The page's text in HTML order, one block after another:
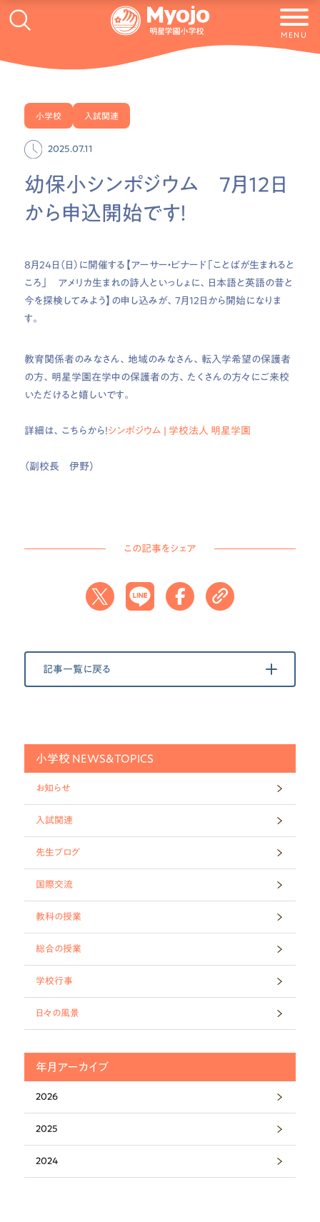
MENU
小学校 入試関連
2025.07.11
幼保小シンポジウム 7月12日
から申込開始です！
8月24日（日）に開催する【アーサー・ビナード 「ことばが生まれると
ころ」 アメリカ生まれの詩人といっしょに、日本語と英語の昔と
今を探検してみよう】の申し込みが、7月12日から開始になりま
す。
教育関係者のみなさん、地域のみなさん、 転入学希望の保護者
の方、明星学園在学中の保護者の方、たくさんの方々にご来校
いただけると嬉しいです。
詳細は、こちらから！シンポジウム | 学校法人 明星学園
（副校長 伊野）
この記事をシェア
記事一覧に戻る
小学校 NEWS&TOPICS
お知らせ
入試関連
先生ブログ
国際交流
教科の授業
総合の授業
学校行事
日々の風景
年月アーカイブ
2026
2025
2024